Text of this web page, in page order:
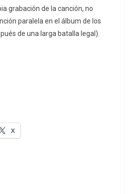
grabación de la canción, no
paralela en el álbum de los
de una larga batalla legal).
X